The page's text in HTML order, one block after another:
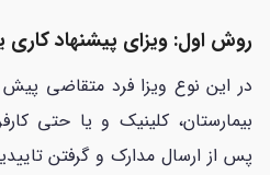
روش اول: ویزای پیشنهاد کاری
در این نوع ویزا فرد متقاضی
بیمارستان، کلینیک و یا حتی
پس از ارسال مدارک و گرفتن